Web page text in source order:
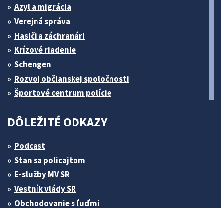
Azyl a migrácia
Verejná správa
Hasiči a záchranári
Krízové riadenie
Schengen
Rozvoj občianskej spoločnosti
Športové centrum polície
DÔLEŽITÉ ODKAZY
Podcast
Stan sa policajtom
E-služby MV SR
Vestník vlády SR
Obchodovanie s ľuďmi